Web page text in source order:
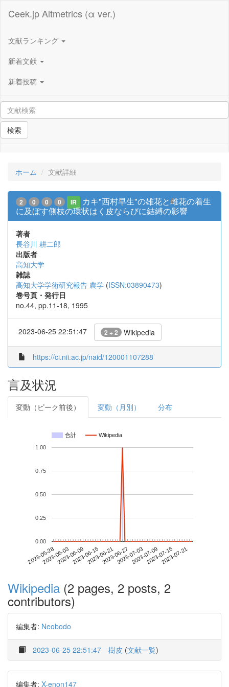
Ceek.jp Altmetrics (α ver.)
文献ランキング
新着文献
新着投稿
検索
ホーム 文献詳細
2 0 0 0 IR
カキ"西村早生"の雄花と雌花の着生
に及ぼす側枝の環状はく皮ならびに結縛の影響
著者
長谷川 耕二郎
出版者
高知大学
雑誌
高知大学学術研究報告 農学 (ISSN:03890473)
巻号頁・発行日
no.44, pp.11-18, 1995
2023-06-25 22:51:47 2 + 2 Wikipedia
https://ci.nii.ac.jp/naid/120001107288
言及状況
変動（ピーク前後） 変動（月別） 分布
合計 Wikipedia
2023-05-282023-06-032023-06-092023-06-152023-06-212023-06-272023-07-032023-07-092023-07-152023-07-21
0.00
0.25
0.50
0.75
1.00
Wikipedia (2 pages, 2 posts, 2
contributors)
編集者: Neobodo
2023-06-25 22:51:47 樹皮 (文献一覧)
編集者: X-enon147